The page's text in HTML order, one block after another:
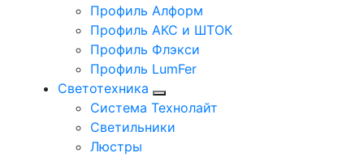
Профиль Алформ
Профиль АКС и ШТОК
Профиль Флэкси
Профиль LumFer
Светотехника
Система Технолайт
Светильники
Люстры